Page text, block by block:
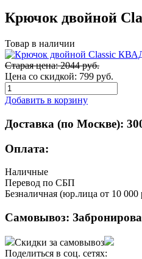
Крючок двойной
Товар в наличии
Старая цена: 2044 руб.
Цена со скидкой: 799 руб.
Добавить в корзину
Доставка (по Москве):
Оплата:
Наличные
Перевод по СБП
Безналичная (юр.лица от 10 000
Самовывоз:
Скидки за самовывоз
Поделиться в соц. сетях: